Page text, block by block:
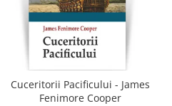
Cuceritorii Pacificului - James
Fenimore Cooper